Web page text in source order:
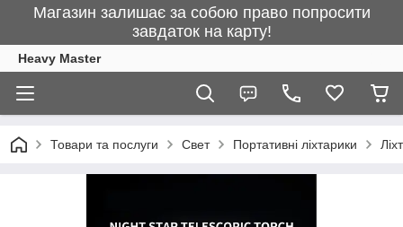
Магазин залишає за собою право попросити
завдаток на карту!
Heavy Master
Товари та послуги Свет Портативні ліхтарики